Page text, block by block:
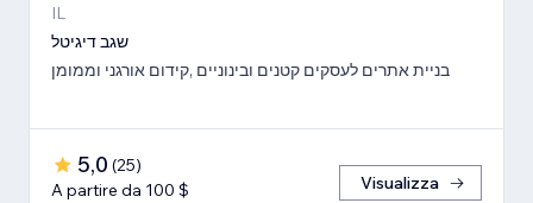
IL
שגב דיגיטל
בניית אתרים לעסקים קטנים ובינוניים ,קידום אורגני וממומן
5,0 (25)
A partire da 100 $
Visualizza